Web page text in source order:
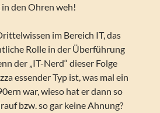
den Ohren weh!
im Bereich IT, das
Rolle in der Überführung
der „IT-Nerd“ dieser Folge
essender Typ ist, was mal ein
war, wieso hat er dann so
bzw. so gar keine Ahnung?